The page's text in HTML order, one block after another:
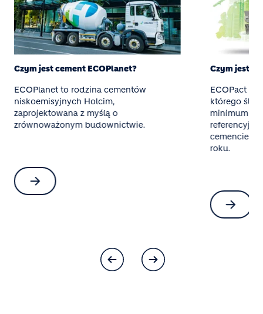
Czym jest cement ECOPlanet?
ECOPlanet to rodzina cementów
niskoemisyjnych Holcim,
zaprojektowana z myślą o
zrównoważonym budownictwie.
Czym jest
ECOPact to
którego
minimum
cemencie
roku.